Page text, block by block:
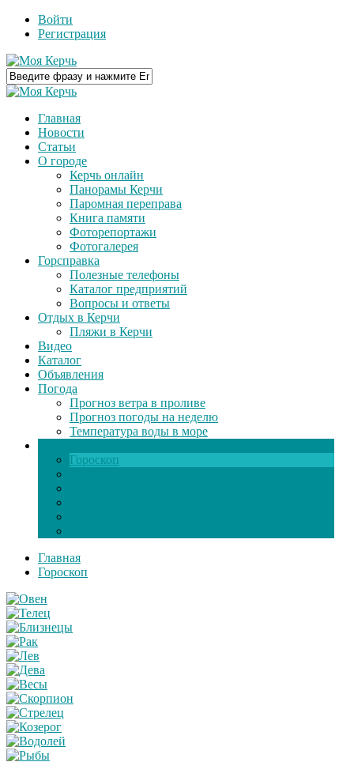
Войти
Регистрация
Главная
Новости
Статьи
О городе
Керчь онлайн
Панорамы Керчи
Паромная переправа
Книга памяти
Фоторепортажи
Фотогалерея
Горсправка
Полезные телефоны
Каталог предприятий
Вопросы и ответы
Отдых в Керчи
Пляжи в Керчи
Видео
Каталог
Объявления
Погода
Прогноз ветра в проливе
Прогноз погоды на неделю
Температура воды в море
Гороскоп
Главная
Гороскоп